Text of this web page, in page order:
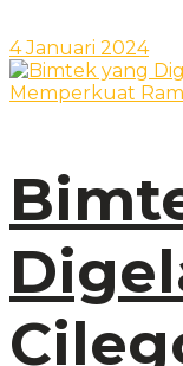
4 Januari 2024